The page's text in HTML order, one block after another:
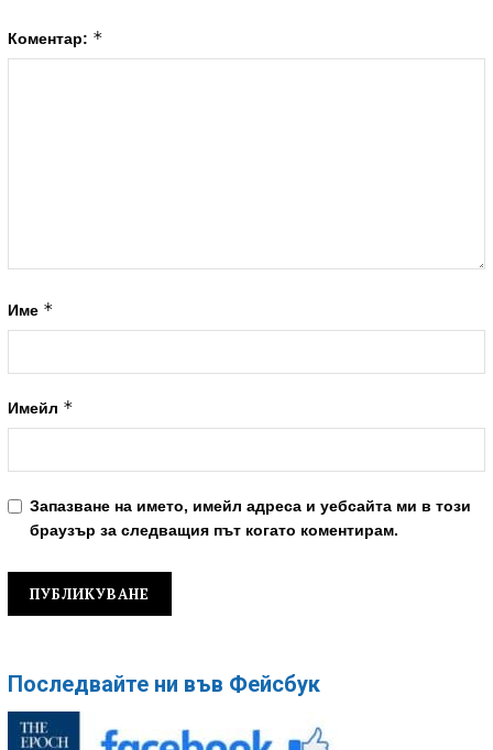
Коментар: *
Име *
Имейл *
Запазване на името, имейл адреса и уебсайта ми в този
браузър за следващия път когато коментирам.
Последвайте ни във Фейсбук